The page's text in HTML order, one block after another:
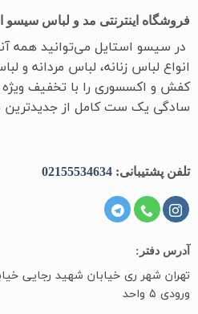
فروشگاه اینترنتی مد و لباس سیسو
در سیسو ‌استایل می‌توانید همه
انواع لباس زنانه، لباس مردانه و
کفش و اکسسوری را با تخفیف ویژه
سادگی یک ست کامل از جدیدترین‌
تلفن پشتیبانی:02155534634
آدرس دفتر:
تهران شهر ری خیابان شهید رجایی
ورودی ۵ واحد